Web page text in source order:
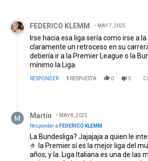
Comentario de FEDERICO KLEMM.
FEDERICO KLEMM MAY 7, 2025
Irse hacia esa liga sería como irse a
claramente un retroceso en su
debería ir a la Premier League o la
mínimo la Liga.
RESPONDER 1 RESPUESTA 0 5
Martín
MAY 8, 2025
Responder a FEDERICO KLEMM
La Bundesliga? Jajajaja a quien le
🤌 la Premier sí es la mejor liga del
años, y la. Liga Italiana es una de las